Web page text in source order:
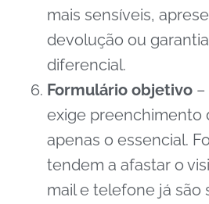
mais sensíveis,
devolução ou
diferencial.
Formulário objetivo
exige preenchimento
apenas o essencial.
tendem a afastar o
mail e telefone já são